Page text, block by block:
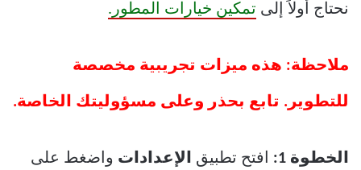
نحتاج أولاً إلى تمكين خيارات المطور.
ملاحظة: هذه ميزات تجريبية مخصصة
للتطوير. تابع بحذر وعلى مسؤوليتك الخاصة.
الخطوة 1: افتح تطبيق الإعدادات واضغط على